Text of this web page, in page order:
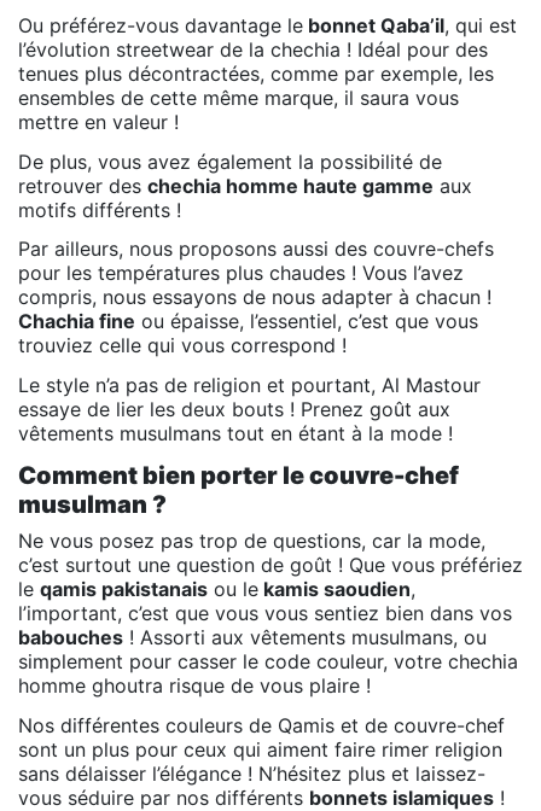
Ou préférez-vous davantage le bonnet Qaba’il, qui est
l’évolution streetwear de la chechia ! Idéal pour des
tenues plus décontractées, comme par exemple, les
ensembles de cette même marque, il saura vous
mettre en valeur !
De plus, vous avez également la possibilité de
retrouver des chechia homme haute gamme aux
motifs différents !
Par ailleurs, nous proposons aussi des couvre-chefs
pour les températures plus chaudes ! Vous l’avez
compris, nous essayons de nous adapter à chacun !
Chachia fine ou épaisse, l’essentiel, c’est que vous
trouviez celle qui vous correspond !
Le style n’a pas de religion et pourtant, Al Mastour
essaye de lier les deux bouts ! Prenez goût aux
vêtements musulmans tout en étant à la mode !
Comment bien porter le couvre-chef
musulman ?
Ne vous posez pas trop de questions, car la mode,
c’est surtout une question de goût ! Que vous préfériez
le qamis pakistanais ou le kamis saoudien,
l’important, c’est que vous vous sentiez bien dans vos
babouches ! Assorti aux vêtements musulmans, ou
simplement pour casser le code couleur, votre chechia
homme ghoutra risque de vous plaire !
Nos différentes couleurs de Qamis et de couvre-chef
sont un plus pour ceux qui aiment faire rimer religion
sans délaisser l’élégance ! N’hésitez plus et laissez-
vous séduire par nos différents bonnets islamiques !